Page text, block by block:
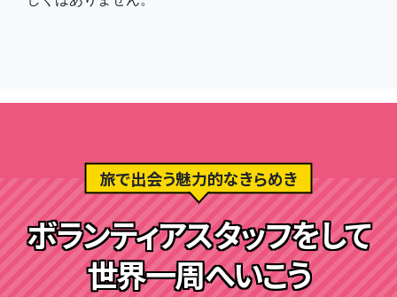
旅で出会う魅力的なきらめき
ボランティアスタッフをして
世界一周へいこう